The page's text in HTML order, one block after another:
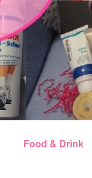
Food & Drink